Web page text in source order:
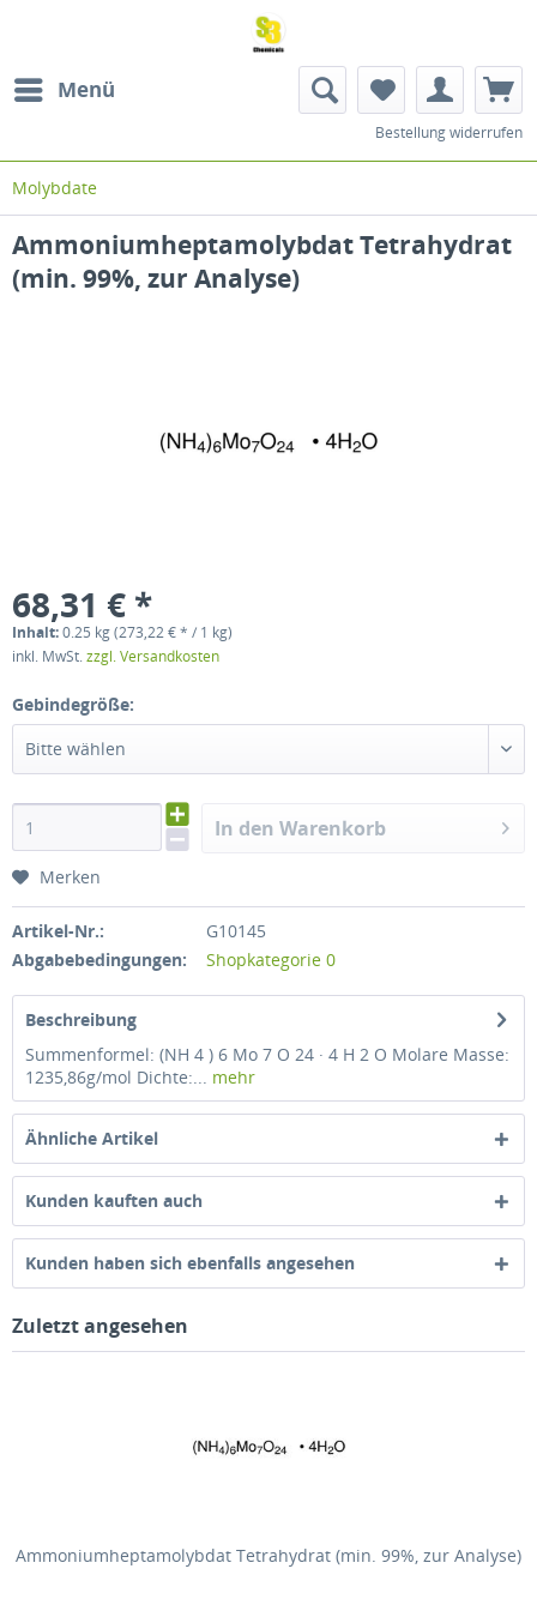
Menü
Bestellung widerrufen
Molybdate
Ammoniumheptamolybdat Tetrahydrat
(min. 99%, zur Analyse)
68,31 € *
Inhalt:0.25 kg (273,22 € * / 1 kg)
inkl. MwSt.zzgl. Versandkosten
Gebindegröße:
Bitte wählen
In den Warenkorb
Merken
Artikel-Nr.:
G10145
Abgabebedingungen:
Shopkategorie 0
Beschreibung
Summenformel: (NH 4 ) 6 Mo 7 O 24 · 4 H 2 O Molare Masse:
1235,86g/mol Dichte:... mehr
Ähnliche Artikel
Kunden kauften auch
Kunden haben sich ebenfalls angesehen
Zuletzt angesehen
Ammoniumheptamolybdat Tetrahydrat (min. 99%, zur Analyse)